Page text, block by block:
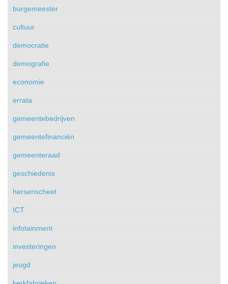
burgemeester
cultuur
democratie
demografie
economie
errata
gemeentebedrijven
gemeentefinanciën
gemeenteraad
geschiedenis
hersenscheet
ICT
infotainment
investeringen
jeugd